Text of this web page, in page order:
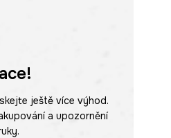
ještě více výhod.
a upozornění